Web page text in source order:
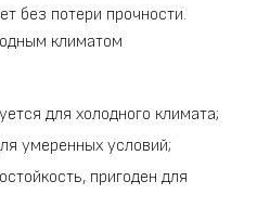
без потери прочности.
климатом
для холодного климата;
умеренных условий;
пригоден для